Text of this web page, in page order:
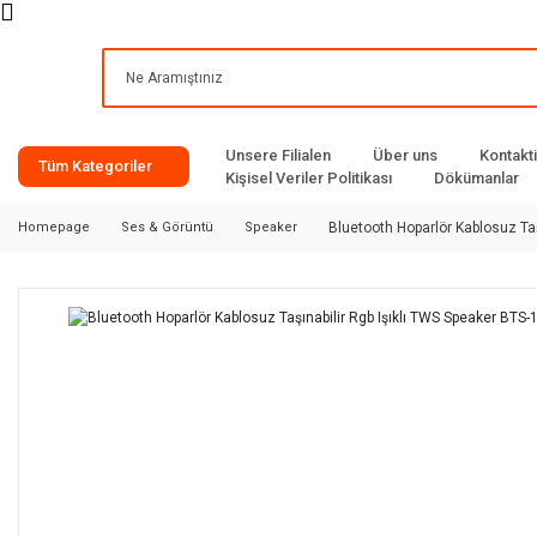
Tüm Kategoriler
Unsere Filialen Über uns
Kişisel Veriler Politikası
Dökümanlar
Homepage Ses & Görüntü Speaker Bluetooth Hoparlör Kablosuz